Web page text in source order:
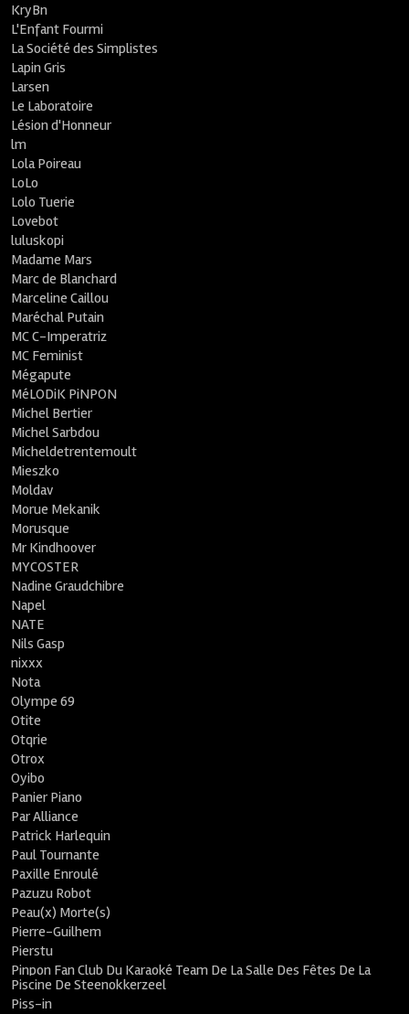
KryBn
L'Enfant Fourmi
La Société des Simplistes
Lapin Gris
Larsen
Le Laboratoire
Lésion d'Honneur
lm
Lola Poireau
LoLo
Lolo Tuerie
Lovebot
luluskopi
Madame Mars
Marc de Blanchard
Marceline Caillou
Maréchal Putain
MC C-Imperatriz
MC Feminist
Mégapute
MéLODiK PiNPON
Michel Bertier
Michel Sarbdou
Micheldetrentemoult
Mieszko
Moldav
Morue Mekanik
Morusque
Mr Kindhoover
MYCOSTER
Nadine Graudchibre
Napel
NATE
Nils Gasp
nixxx
Nota
Olympe 69
Otite
Otqrie
Otrox
Oyibo
Panier Piano
Par Alliance
Patrick Harlequin
Paul Tournante
Paxille Enroulé
Pazuzu Robot
Peau(x) Morte(s)
Pierre-Guilhem
Pierstu
Pinpon Fan Club Du Karaoké Team De La Salle Des Fêtes De La
Piscine De Steenokkerzeel
Piss-in